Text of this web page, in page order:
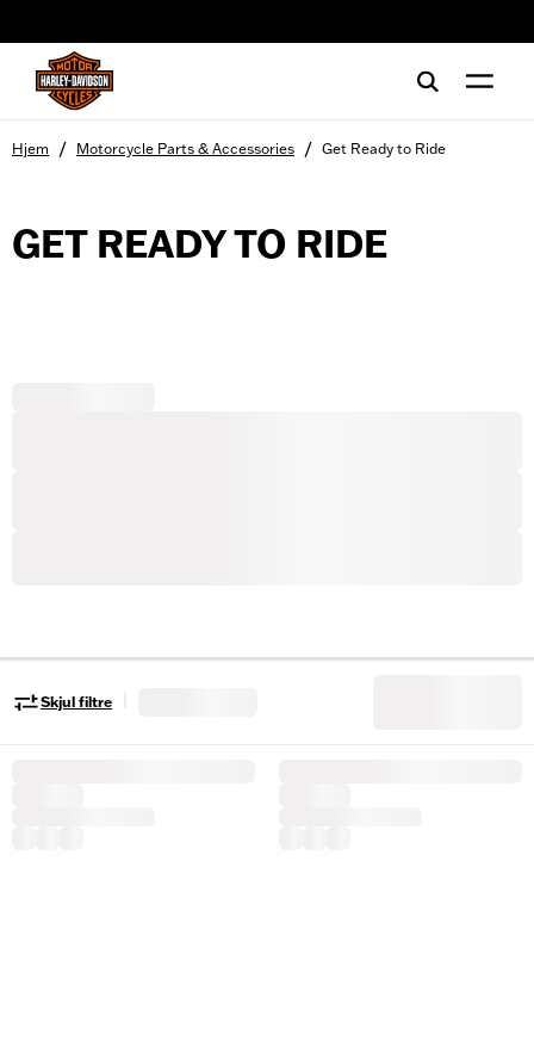
Hjem / Motorcycle Parts & Accessories / Get Ready to Ride
GET READY TO RIDE
Skjul filtre